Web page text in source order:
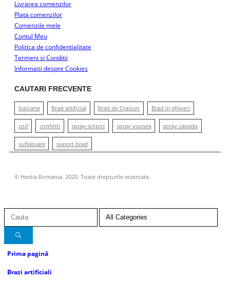
Livrarea comenzilor
Plata comenzilor
Comenzile mele
Contul Meu
Politica de confidentialitate
Termeni si Conditii
Informatii despre Cookies
CAUTARI FRECVENTE
baloane Brad artificial Brad de Craciun Brad in ghiveci
coif confetti spray sclipici spray vopsea spray zapada
suflatoare suport brad
© Hestia Romania. 2020. Toate drepturile rezervate.
Prima pagină
Brazi artificiali